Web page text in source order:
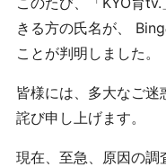
きる方の氏名が、
ことが判明しました。
皆様には、多大なご
詫び申し上げます。
現在、至急、原因の調